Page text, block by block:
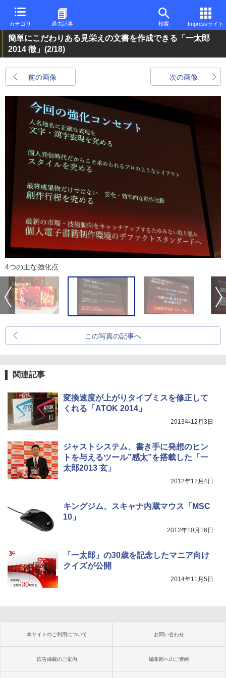
カテゴリ 過去記事 検索 Impressサイト
簡単にこだわりある見栄えの文書を作成できる「一太郎
2014 徹」 (2/18)
前の画像 次の画像
4つの主な強化点
この写真の記事へ
関連記事
変換速度が上がりタイプミスを修正して
くれる「ATOK 2014」
2013年12月3日
ジャストシステム、書き手に発想のヒン
トを与えるツール”感太”を搭載した「一
太郎2013 玄」
2012年12月4日
キングジム、スキャナ内蔵マウス「MSC
10」
2012年10月16日
「一太郎」の30歳を記念したマニア向け
クイズが公開
2014年11月5日
本サイトのご利用について お問い合わせ
広告掲載のご案内 編集部へのご連絡